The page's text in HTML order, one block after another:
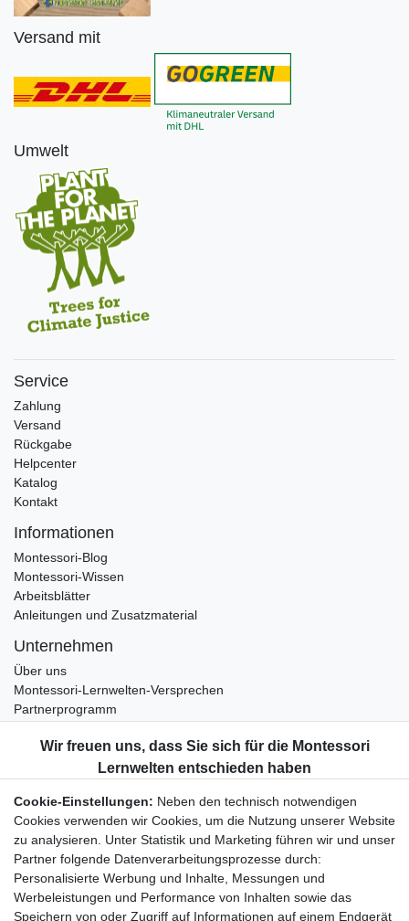
Versand mit
Umwelt
Service
Zahlung
Versand
Rückgabe
Helpcenter
Katalog
Kontakt
Informationen
Montessori-Blog
Montessori-Wissen
Arbeitsblätter
Anleitungen und Zusatzmaterial
Unternehmen
Über uns
Montessori-Lernwelten-Versprechen
Partnerprogramm
Bestellung widerrufen
Datenschutzerklärung
AGB
Impressum
Aktuelles rund um Montessori-Materialien und
Montessori-Pädagogik.
Kostenfreie wöchentliche Infos
Cookie-Einstellungen: Neben den technisch notwendigen
Cookies verwenden wir Cookies, um die Nutzung unserer Website
zu analysieren. Unter Statistik und Marketing führen wir und unser
Partner folgende Datenverarbeitungsprozesse durch:
Personalisierte Werbung und Inhalte, Messungen und
Werbeleistungen und Performance von Inhalten sowie das
Speichern von oder Zugriff auf Informationen auf einem Endgerät